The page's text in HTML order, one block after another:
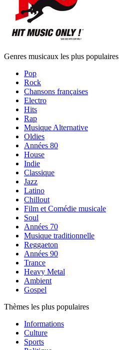
Genres musicaux les plus populaires
Pop
Rock
Chansons françaises
Electro
Hits
Rap
Musique Alternative
Oldies
Années 80
House
Indie
Classique
Jazz
Latino
Chillout
Film et Comédie musicale
Soul
Années 70
Musique traditionnelle
Reggaeton
Années 90
Trance
Heavy Metal
Ambient
Gospel
Thèmes les plus populaires
Informations
Culture
Sports